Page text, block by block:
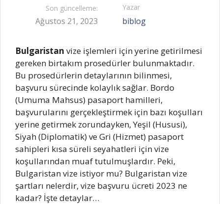
Son güncelleme:
Ağustos 21, 2023
Yazar
biblog
Bulgaristan vize işlemleri için yerine getirilmesi
gereken birtakım prosedürler bulunmaktadır.
Bu prosedürlerin detaylarının bilinmesi,
başvuru sürecinde kolaylık sağlar. Bordo
(Umuma Mahsus) pasaport hamilleri,
başvurularını gerçekleştirmek için bazı koşulları
yerine getirmek zorundayken, Yeşil (Hususi),
Siyah (Diplomatik) ve Gri (Hizmet) pasaport
sahipleri kısa süreli seyahatleri için vize
koşullarından muaf tutulmuşlardır. Peki,
Bulgaristan vize istiyor mu? Bulgaristan vize
şartları nelerdir, vize başvuru ücreti 2023 ne
kadar? İşte detaylar…